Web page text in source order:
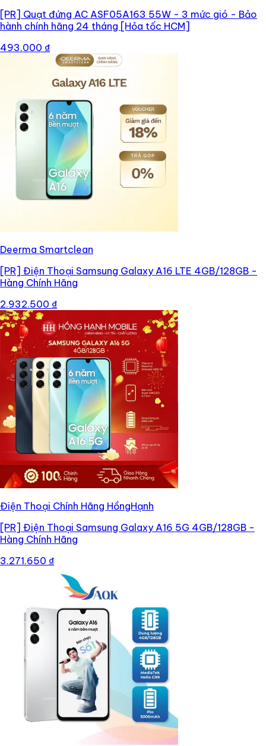
[PR] Quạt đứng AC ASF05A163 55W - 3 mức gió - Bảo
hành chính hãng 24 tháng [Hỏa tốc HCM]
493.000 ₫
Deerma Smartclean
[PR] Điện Thoại Samsung Galaxy A16 LTE 4GB/128GB -
Hàng Chính Hãng
2.932.500 ₫
Điện Thoại Chính Hãng HồngHạnh
[PR] Điện Thoại Samsung Galaxy A16 5G 4GB/128GB -
Hàng Chính Hãng
3.271.650 ₫